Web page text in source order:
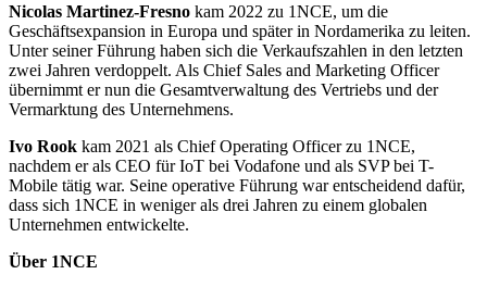
Nicolas Martinez-Fresno kam 2022 zu 1NCE, um die
Geschäftsexpansion in Europa und später in Nordamerika zu leiten.
Unter seiner Führung haben sich die Verkaufszahlen in den letzten
zwei Jahren verdoppelt. Als Chief Sales and Marketing Officer
übernimmt er nun die Gesamtverwaltung des Vertriebs und der
Vermarktung des Unternehmens.
Ivo Rook kam 2021 als Chief Operating Officer zu 1NCE,
nachdem er als CEO für IoT bei Vodafone und als SVP bei T-
Mobile tätig war. Seine operative Führung war entscheidend dafür,
dass sich 1NCE in weniger als drei Jahren zu einem globalen
Unternehmen entwickelte.
Über 1NCE